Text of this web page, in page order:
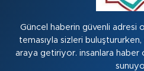
Güncel haberin güvenli adresi
temasıyla sizleri
araya getiriyor. insanlara haber